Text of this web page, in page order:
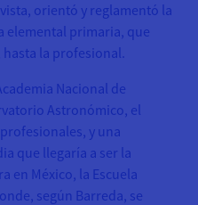
orientó y reglamentó la
elemental primaria, que
la profesional.
Nacional de
Astronómico, el
y una
que llegaría a ser la
en México, la Escuela
según Barreda, se